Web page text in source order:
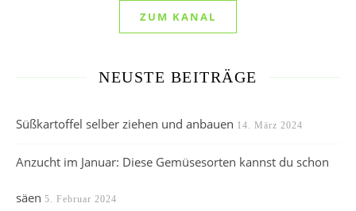
ZUM KANAL
NEUSTE BEITRÄGE
Süßkartoffel selber ziehen und anbauen 14. März 2024
Anzucht im Januar: Diese Gemüsesorten kannst du schon
säen 5. Februar 2024